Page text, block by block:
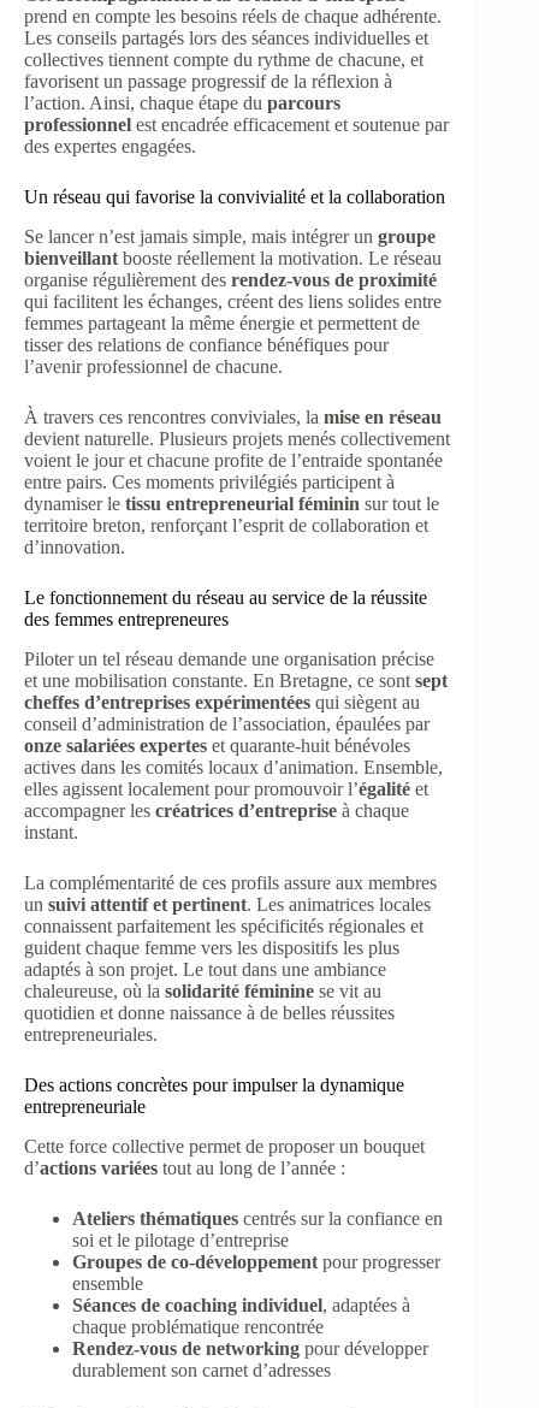
prend en compte les besoins réels de chaque adhérente.
Les conseils partagés lors des séances individuelles et
collectives tiennent compte du rythme de chacune, et
favorisent un passage progressif de la réflexion à
l’action. Ainsi, chaque étape du parcours
professionnel est encadrée efficacement et soutenue par
des expertes engagées.
Un réseau qui favorise la convivialité et la collaboration
Se lancer n’est jamais simple, mais intégrer un groupe
bienveillant booste réellement la motivation. Le réseau
organise régulièrement des rendez-vous de proximité
qui facilitent les échanges, créent des liens solides entre
femmes partageant la même énergie et permettent de
tisser des relations de confiance bénéfiques pour
l’avenir professionnel de chacune.
À travers ces rencontres conviviales, la mise en réseau
devient naturelle. Plusieurs projets menés collectivement
voient le jour et chacune profite de l’entraide spontanée
entre pairs. Ces moments privilégiés participent à
dynamiser le tissu entrepreneurial féminin sur tout le
territoire breton, renforçant l’esprit de collaboration et
d’innovation.
Le fonctionnement du réseau au service de la réussite
des femmes entrepreneures
Piloter un tel réseau demande une organisation précise
et une mobilisation constante. En Bretagne, ce sont sept
cheffes d’entreprises expérimentées qui siègent au
conseil d’administration de l’association, épaulées par
onze salariées expertes et quarante-huit bénévoles
actives dans les comités locaux d’animation. Ensemble,
elles agissent localement pour promouvoir l’égalité et
accompagner les créatrices d’entreprise à chaque
instant.
La complémentarité de ces profils assure aux membres
un suivi attentif et pertinent. Les animatrices locales
connaissent parfaitement les spécificités régionales et
guident chaque femme vers les dispositifs les plus
adaptés à son projet. Le tout dans une ambiance
chaleureuse, où la solidarité féminine se vit au
quotidien et donne naissance à de belles réussites
entrepreneuriales.
Des actions concrètes pour impulser la dynamique
entrepreneuriale
Cette force collective permet de proposer un bouquet
d’actions variées tout au long de l’année :
Ateliers thématiques centrés sur la confiance en
soi et le pilotage d’entreprise
Groupes de co-développement pour progresser
ensemble
Séances de coaching individuel, adaptées à
chaque problématique rencontrée
Rendez-vous de networking pour développer
durablement son carnet d’adresses